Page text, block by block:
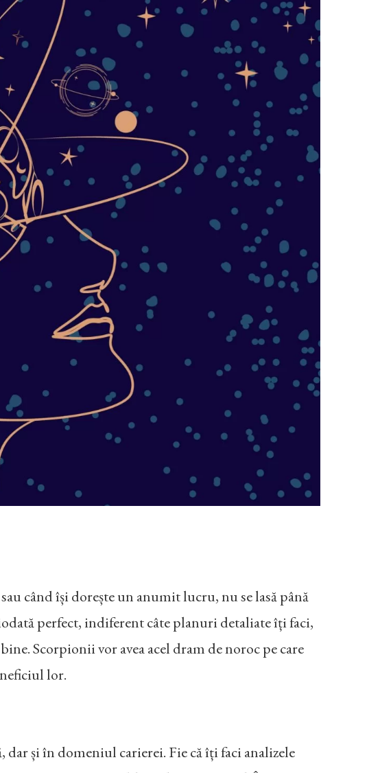
când își dorește un anumit lucru, nu se lasă până
perfect, indiferent câte planuri detaliate îți faci,
Scorpionii vor avea acel dram de noroc pe care
lor.
și în domeniul carierei. Fie că îți faci analizele